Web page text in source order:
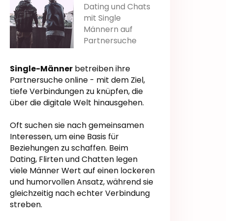
Dating und Chats
mit Single
Männern auf
Partnersuche
Single-Männer betreiben ihre
Partnersuche online - mit dem Ziel,
tiefe Verbindungen zu knüpfen, die
über die digitale Welt hinausgehen.
Oft suchen sie nach gemeinsamen
Interessen, um eine Basis für
Beziehungen zu schaffen. Beim
Dating, Flirten und Chatten legen
viele Männer Wert auf einen lockeren
und humorvollen Ansatz, während sie
gleichzeitig nach echter Verbindung
streben.